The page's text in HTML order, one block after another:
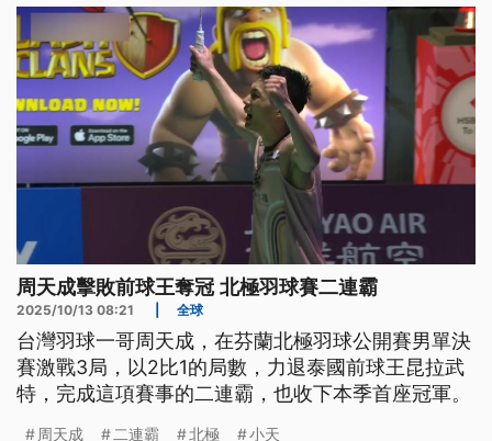
周天成擊敗前球王奪冠 北極羽球賽二連霸
2025/10/13 08:21 全球
台灣羽球一哥周天成，在芬蘭北極羽球公開賽男單決
賽激戰3局，以2比1的局數，力退泰國前球王昆拉武
特，完成這項賽事的二連霸，也收下本季首座冠軍。
周天成 二連霸 北極 小天